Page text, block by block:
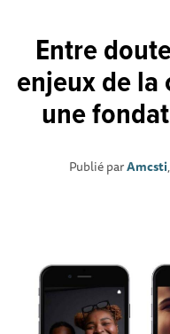
Entre
enjeux de
une
Publié parAmcsti